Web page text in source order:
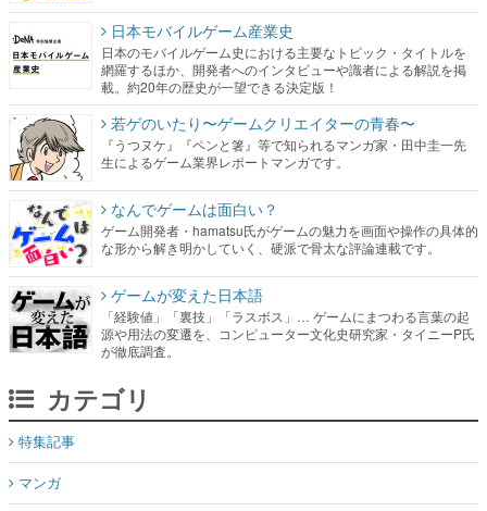
若ゲのいたり〜ゲームクリエイターの青春〜
『うつヌケ』『ペンと箸』等で知られるマンガ家・田中圭一先
生によるゲーム業界レポートマンガです。
なんでゲームは面白い？
ゲーム開発者・hamatsu氏がゲームの魅力を画面や操作の具体的
な形から解き明かしていく、硬派で骨太な評論連載です。
ゲームが変えた日本語
「経験値」「裏技」「ラスボス」… ゲームにまつわる言葉の起
源や用法の変遷を、コンピューター文化史研究家・タイニーP氏
カテゴリ
マンガ
女性向け
アプリレビュー